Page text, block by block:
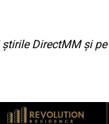
DirectMM și pe